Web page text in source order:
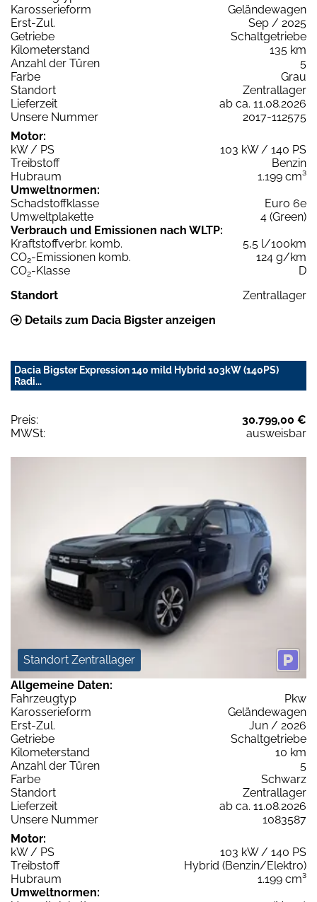
Karosserieform
Geländewagen
Erst-Zul.
Sep / 2025
Getriebe
Schaltgetriebe
Kilometerstand
135 km
Anzahl der Türen
5
Farbe
Grau
Standort
Zentrallager
Lieferzeit
ab ca. 11.08.2026
Unsere Nummer
2017-112575
Motor:
kW / PS
103 kW / 140 PS
Treibstoff
Benzin
Hubraum
1.199 cm³
Umweltnormen:
Schadstoffklasse
Euro 6e
Umweltplakette
4 (Green)
Verbrauch und Emissionen nach WLTP:
Kraftstoffverbr. komb.
5,5 l/100km
CO2-Emissionen komb.
124 g/km
CO2-Klasse
D
Standort
Zentrallager
Details zum Dacia Bigster anzeigen
Dacia Bigster Expression 140 mild Hybrid 103kW (140PS)
Radi...
Preis:
30.799,00 €
MWSt:
ausweisbar
Standort Zentrallager
Allgemeine Daten:
Fahrzeugtyp
Pkw
Karosserieform
Geländewagen
Erst-Zul.
Jun / 2026
Getriebe
Schaltgetriebe
Kilometerstand
10 km
Anzahl der Türen
5
Farbe
Schwarz
Standort
Zentrallager
Lieferzeit
ab ca. 11.08.2026
Unsere Nummer
1083587
Motor:
kW / PS
103 kW / 140 PS
Treibstoff
Hybrid (Benzin/Elektro)
Hubraum
1.199 cm³
Umweltnormen: